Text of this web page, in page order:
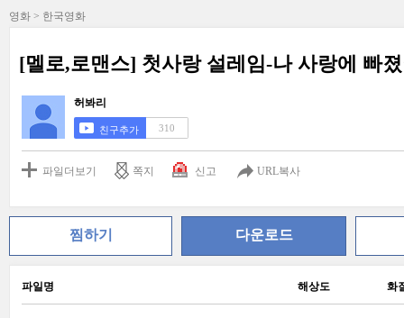
영화 > 한국영화
[멜로,로맨스] 첫사랑 설레임-나 사랑에 빠
허봐리
친구추가 310
파일더보기 쪽지 신고 URL복사
찜하기 다운로드
파일명 해상도 화